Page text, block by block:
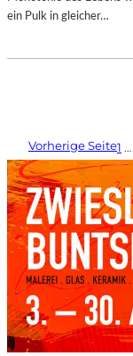
ein Pulk in gleicher…
Vorherige Seite1 …